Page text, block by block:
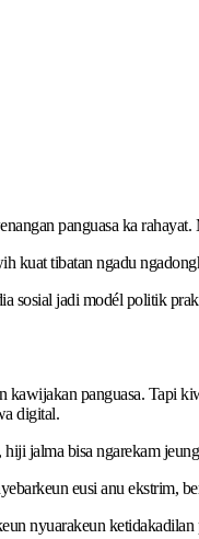
panguasa ka
kuat tibatan ngadu
jadi modél politik
panguasa. Tapi
digital.
jalma bisa ngarekam
eusi anu ekstrim,
nyuarakeun